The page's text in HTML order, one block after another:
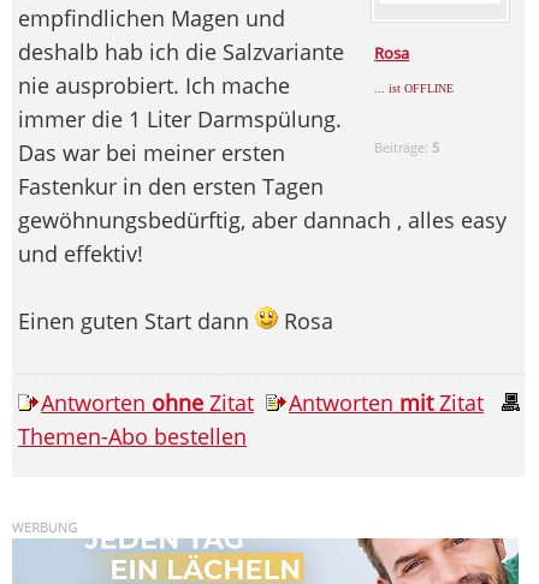
Rosa
... ist OFFLINE
Beiträge: 5
empfindlichen Magen und
deshalb hab ich die Salzvariante
nie ausprobiert. Ich mache
immer die 1 Liter Darmspülung.
Das war bei meiner ersten
Fastenkur in den ersten Tagen
gewöhnungsbedürftig, aber dannach , alles easy
und effektiv!
Einen guten Start dann Rosa
Antworten ohne Zitat Antworten mitZitat
Themen-Abo bestellen